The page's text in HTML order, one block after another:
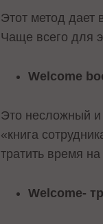
Этот метод дает
Чаще всего для
Welcome
Это несложный
«книга
тратить время
Welcome-